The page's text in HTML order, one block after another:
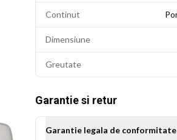
Continut
Dimensiune
Greutate
Garantie si retur
Garantie legala de conformitate